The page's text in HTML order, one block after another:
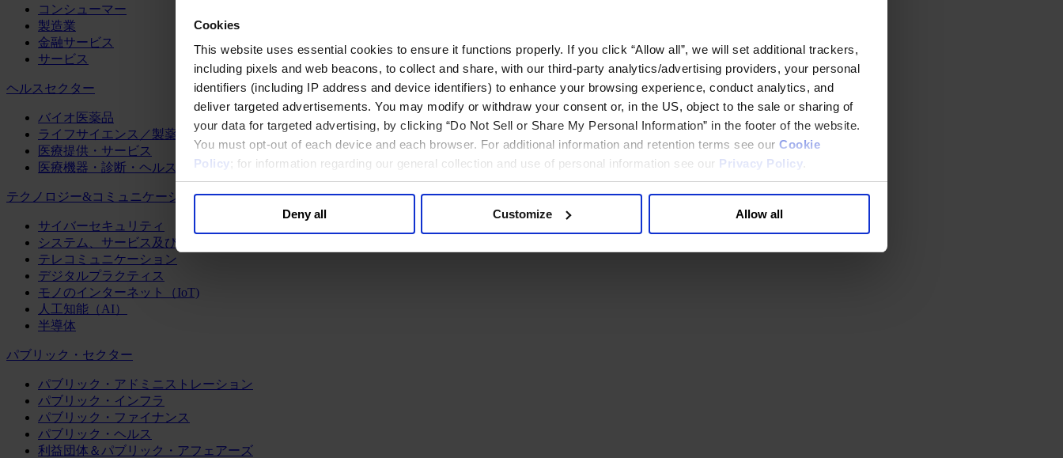
Cookies
This website uses essential cookies to ensure it functions properly. If you click “Allow all”, we will set additional trackers,
including pixels and web beacons, to collect and share, with our third-party analytics/advertising providers, your personal
identifiers (including IP address and device identifiers) to enhance your browsing experience, conduct analytics, and
deliver targeted advertisements. You may modify or withdraw your consent or, in the US, object to the sale or sharing of
your data for targeted advertising, by clicking “Do Not Sell or Share My Personal Information” in the footer of the website.
You must opt-out of each device and each browser. For additional information and retention terms see our Cookie
Policy; for information regarding our general collection and use of personal information see our Privacy Policy
Deny all Customize Allow all
コンシューマー
製造業
金融サービス
サービス
ヘルスセクター
バイオ医薬品
ライフサイエンス／製薬
医療提供・サービス
医療機器・診断・ヘルスケアテクノロジー
テクノロジー&コミュニケーション
サイバーセキュリティ
システム、サービス及びソフトウェア
テレコミュニケーション
デジタルプラクティス
モノのインターネット（IoT)
人工知能（AI）
半導体
パブリック・セクター
パブリック・アドミニストレーション
パブリック・インフラ
パブリック・ファイナンス
パブリック・ヘルス
利益団体＆パブリック・アフェアーズ